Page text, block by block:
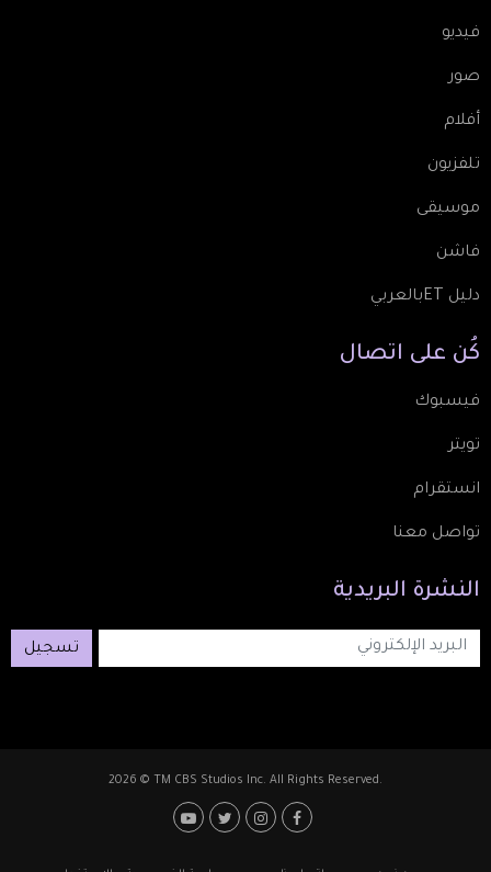
فيديو
صور
أفلام
تلفزيون
موسيقى
فاشن
دليل ETبالعربي
كُن على اتصال
فيسبوك
تويتر
انستقرام
تواصل معنا
النشرة البريدية
تسجيل
2026 © TM CBS Studios Inc. All Rights Reserved.
Footer: Social Media